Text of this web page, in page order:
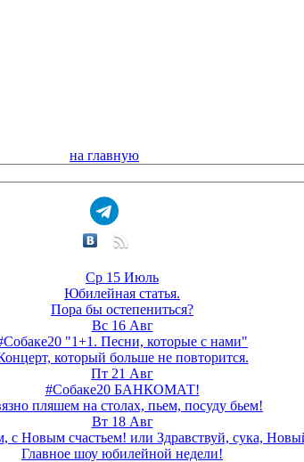
на главную
Ср 15 Июль
Юбилейная статья.
Пора бы остепениться?
Вс 16 Авг
"1+1. Песни, которые с нами"
который больше не повторится.
Пт 21 Авг
#Собаке20 БАНКОМАТ!
пляшем на столах, пьем, посуду бьем!
Вт 18 Авг
Новым счастьем! или Здравствуй, сука,
Главное шоу юбилейной недели!